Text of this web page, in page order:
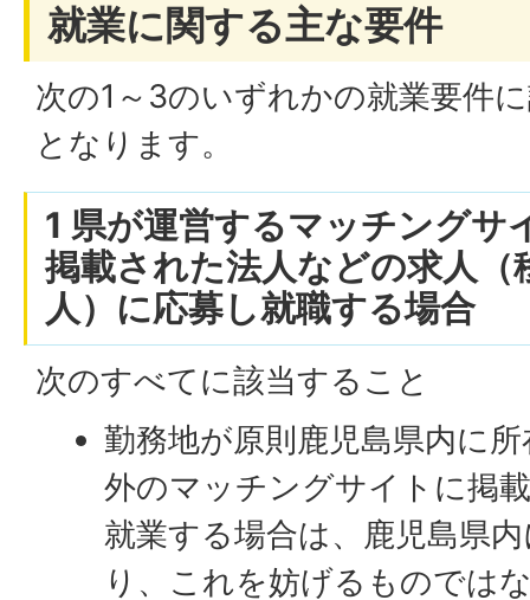
就業に関する主な要件
次の1～3のいずれかの就業要件
となります。
1 県が運営するマッチングサ
掲載された法人などの求人（
人）に応募し就職する場合
次のすべてに該当すること
勤務地が原則鹿児島県内に
外のマッチングサイトに掲
就業する場合は、鹿児島県
り、これを妨げるものでは